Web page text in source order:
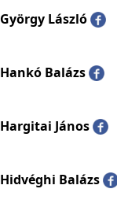
György László
Hankó Balázs
Hargitai János
Hidvéghi Balázs